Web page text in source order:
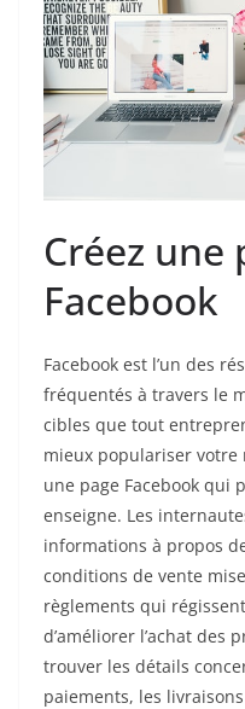
Créez une
Facebook
Facebook est l’un des
fréquentés à travers le
cibles que tout
mieux populariser votre
une page Facebook qui
enseigne. Les
informations à propos
conditions de vente
règlements qui
d’améliorer l’achat des
trouver les détails
paiements, les